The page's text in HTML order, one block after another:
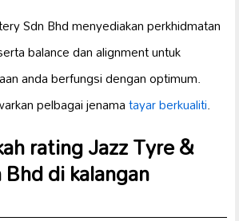
Sdn Bhd menyediakan perkhidmatan
balance dan alignment untuk
anda berfungsi dengan optimum.
pelbagai jenamatayar berkualiti.
rating Jazz Tyre &
di kalangan